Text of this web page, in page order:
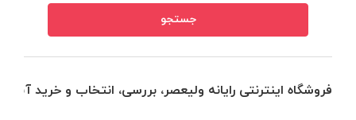
فروشگاه اینترنتی رایانه ولیعصر، بررسی، انتخاب و خرید